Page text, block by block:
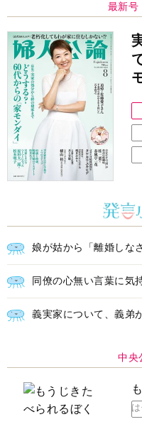
最新号
娘が姑から「離婚しな
同僚の心無い言葉に気
義実家について、義弟
中央